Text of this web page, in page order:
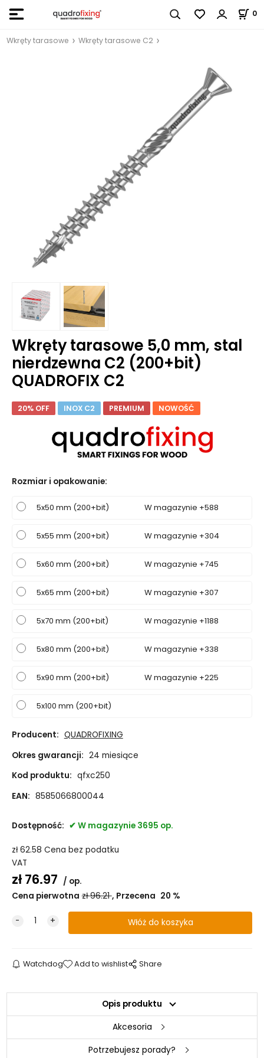
0
Wkręty tarasowe Wkręty tarasowe C2
Wkręty tarasowe 5,0 mm, stal
nierdzewna C2 (200+bit)
QUADROFIX C2
20% OFF INOX C2 PREMIUM NOWOŚĆ
Rozmiar i opakowanie:
5x50 mm (200+bit) W magazynie +588
5x55 mm (200+bit) W magazynie +304
5x60 mm (200+bit) W magazynie +745
5x65 mm (200+bit) W magazynie +307
5x70 mm (200+bit) W magazynie +1188
5x80 mm (200+bit) W magazynie +338
5x90 mm (200+bit) W magazynie +225
5x100 mm (200+bit)
Producent: QUADROFIXING
Okres gwarancji: 24 miesiące
Kod produktu: qfxc250
EAN: 8585066800044
Dostępność: W magazynie 3695 op.
zł62.58 Cena bez podatku
VAT
zł76.97
op.
Cena pierwotna zł96.21 Przecena 20 %
Watchdog Add to wishlist Share
Opis produktu
Akcesoria
Potrzebujesz porady?